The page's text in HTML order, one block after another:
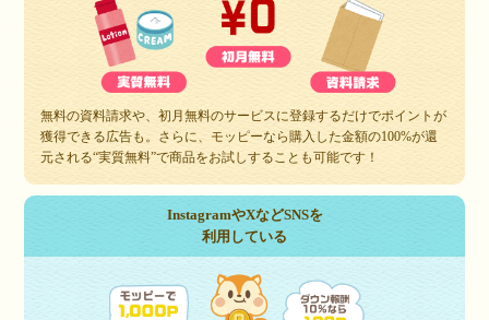
無料の資料請求や、初月無料のサービスに登録するだけでポイントが
獲得できる広告も。さらに、モッピーなら購入した金額の100%が還
元される“実質無料”で商品をお試しすることも可能です！
InstagramやXなどSNSを
利用している